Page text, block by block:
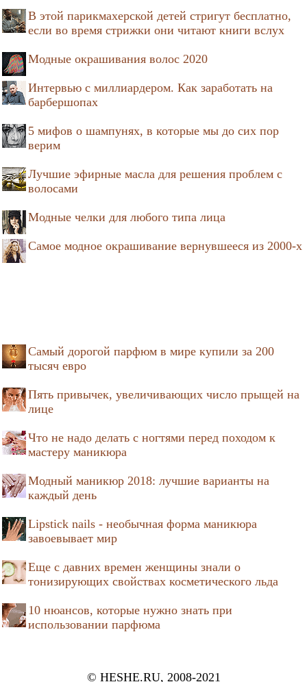
В этой парикмахерской детей стригут бесплатно,
если во время стрижки они читают книги вслух
Модные окрашивания волос 2020
Интервью с миллиардером. Как заработать на
барбершопах
5 мифов о шампунях, в которые мы до сих пор
верим
Лучшие эфирные масла для решения проблем с
волосами
Модные челки для любого типа лица
Самое модное окрашивание вернувшееся из 2000-х
Самый дорогой парфюм в мире купили за 200
тысяч евро
Пять привычек, увеличивающих число прыщей на
лице
Что не надо делать с ногтями перед походом к
мастеру маникюра
Модный маникюр 2018: лучшие варианты на
каждый день
Lipstick nails - необычная форма маникюра
завоевывает мир
Еще с давних времен женщины знали о
тонизирующих свойствах косметического льда
10 нюансов, которые нужно знать при
использовании парфюма
© HESHE.RU, 2008-2021